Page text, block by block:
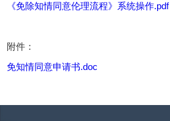
《免除知情同意伦理流程》系统操作.pdf
附件：
免知情同意申请书.doc